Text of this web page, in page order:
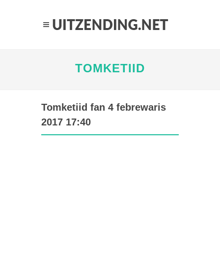
TOMKETIID
Tomketiid fan 4 febrewaris
2017 17:40